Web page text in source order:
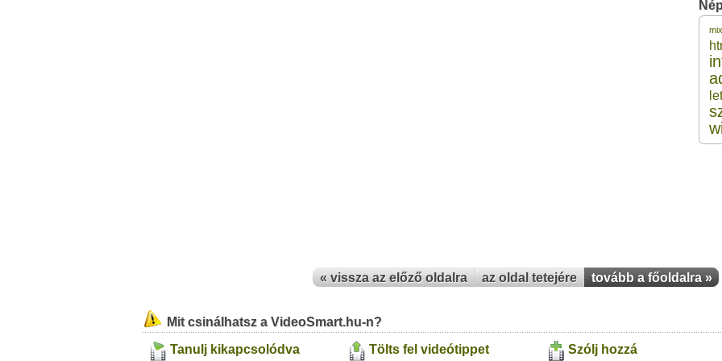
« vissza az előző oldalra az oldal tetejére tovább a főoldalra »
Mit csinálhatsz a VideoSmart.hu-n?
Tanulj kikapcsolódva
Tölts fel videótippet Szólj hozzá